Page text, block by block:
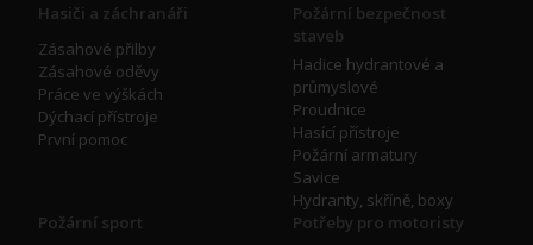
Hasiči a záchranáři
Zásahové přilby
Zásahové oděvy
Práce ve výškách
Dýchací přístroje
První pomoc
Požární bezpečnost
staveb
Hadice hydrantové a
průmyslové
Proudnice
Hasící přístroje
Požární armatury
Savice
Hydranty, skříně, boxy
Požární sport
Potřeby pro motoristy